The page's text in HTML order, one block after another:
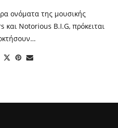
ονόματα της μουσικής
και Notorious B.I.G, πρόκειται